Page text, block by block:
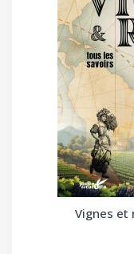
Vignes et